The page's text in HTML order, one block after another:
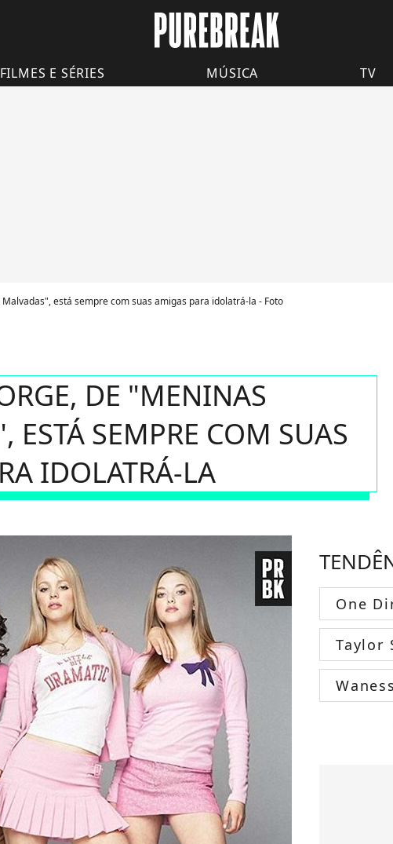
FILMES E SÉRIES MÚSICA TV
está sempre com suas amigas para idolatrá-la - Foto
DE "MENINAS
ESTÁ SEMPRE COM SUAS
IDOLATRÁ-LA
One
Taylor